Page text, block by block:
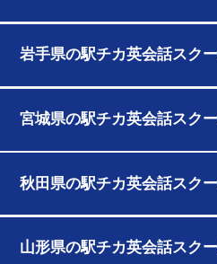
岩手県の駅チカ英会話スク
宮城県の駅チカ英会話スク
秋田県の駅チカ英会話スク
山形県の駅チカ英会話スク